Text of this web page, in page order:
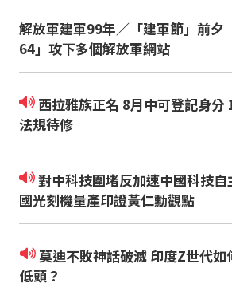
解放軍建軍99年／「建軍節」前夕
64」攻下多個解放軍網站
西拉雅族正名 8月中可登記身分 118項權益
法規待修
對中科技圍堵反加速中國科技自主？！中
國光刻機量產印證黃仁勳觀點
莫迪不敗神話破滅 印度Z世代如何逼政府
低頭？